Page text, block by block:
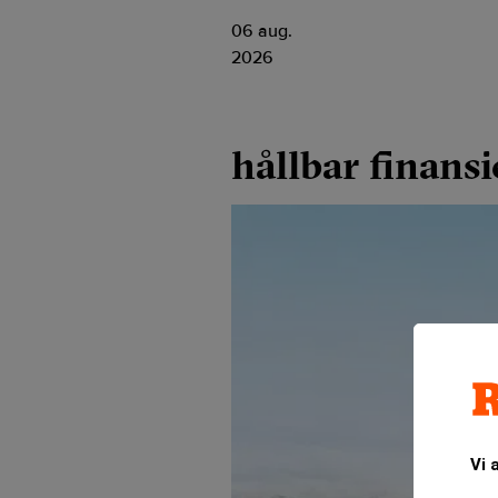
Vi
06 aug.
2026
hållbar